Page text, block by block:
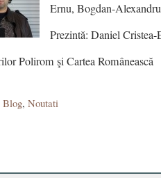
Ernu, Bogdan-
Prezintă: Daniel
Polirom şi Cartea Românească
Blog, Noutati